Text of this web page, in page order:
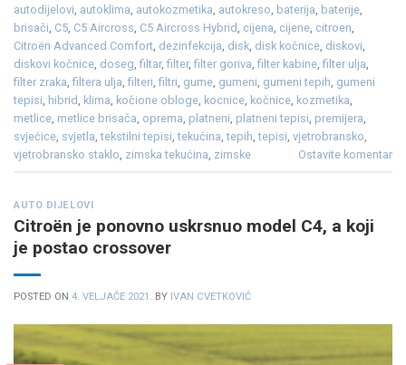
autodijelovi, autoklima, autokozmetika, autokreso, baterija, baterije,
brisači, C5, C5 Aircross, C5 Aircross Hybrid, cijena, cijene, citroen,
Citroën Advanced Comfort, dezinfekcija, disk, disk kočnice, diskovi,
diskovi kočnice, doseg,filtar,filter,filter goriva,filter kabine,filter ulja,
filter zraka,filtera ulja,filteri,filtri, gume, gumeni, gumeni tepih, gumeni
tepisi, hibrid, klima, kočione obloge, kocnice, kočnice, kozmetika,
metlice, metlice brisača, oprema, platneni, platneni tepisi, premijera,
svjećice, svjetla,tekstilni tepisi,tekućina,tepih,tepisi, vjetrobransko,
vjetrobransko staklo, zimska tekućina, zimske Ostavite komentar
AUTO DIJELOVI
Citroën je ponovno uskrsnuo model C4, a koji
je postao crossover
POSTED ON 4. VELJAČE 2021. BY IVAN CVETKOVIĆ